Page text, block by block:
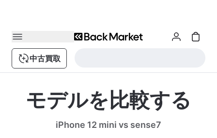
中古買取
モデルを比較する
iPhone 12 mini vs sense7